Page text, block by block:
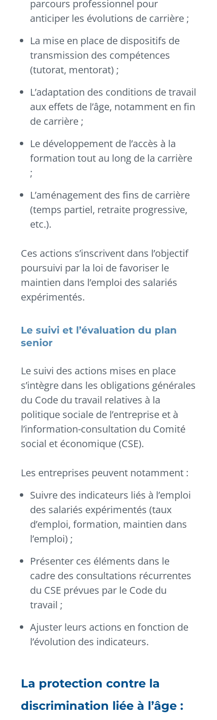
parcours professionnel pour
anticiper les évolutions de carrière ;
La mise en place de dispositifs de
transmission des compétences
(tutorat, mentorat) ;
L’adaptation des conditions de travail
aux effets de l’âge, notamment en fin
de carrière ;
Le développement de l’accès à la
formation tout au long de la carrière
;
L’aménagement des fins de carrière
(temps partiel, retraite progressive,
etc.).
Ces actions s’inscrivent dans l’objectif
poursuivi par la loi de favoriser le
maintien dans l’emploi des salariés
expérimentés.
Le suivi et l’évaluation du plan
senior
Le suivi des actions mises en place
s’intègre dans les obligations générales
du Code du travail relatives à la
politique sociale de l’entreprise et à
l’information-consultation du Comité
social et économique (CSE).
Les entreprises peuvent notamment :
Suivre des indicateurs liés à l’emploi
des salariés expérimentés (taux
d’emploi, formation, maintien dans
l’emploi) ;
Présenter ces éléments dans le
cadre des consultations récurrentes
du CSE prévues par le Code du
travail ;
Ajuster leurs actions en fonction de
l’évolution des indicateurs.
La protection contre la
discrimination liée à l’âge :